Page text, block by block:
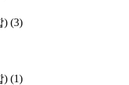
) (3)
) (1)